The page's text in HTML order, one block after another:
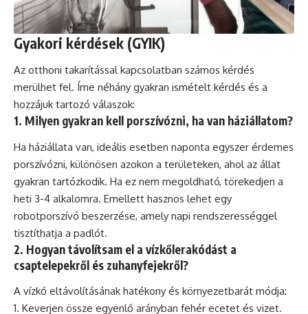
Gyakori kérdések (GYIK)
Az otthoni takarítással kapcsolatban számos kérdés
merülhet fel. Íme néhány gyakran ismételt kérdés és a
hozzájuk tartozó válaszok:
1. Milyen gyakran kell porszívózni, ha van háziállatom?
Ha háziállata van, ideális esetben naponta egyszer érdemes
porszívózni, különösen azokon a területeken, ahol az állat
gyakran tartózkodik. Ha ez nem megoldható, törekedjen a
heti 3-4 alkalomra. Emellett hasznos lehet egy
robotporszívó beszerzése, amely napi rendszerességgel
tisztíthatja a padlót.
2. Hogyan távolítsam el a vízkőlerakódást a
csaptelepekről és zuhanyfejekről?
A vízkő eltávolításának hatékony és környezetbarát módja:
Keverjen össze egyenlő arányban fehér ecetet és vizet.